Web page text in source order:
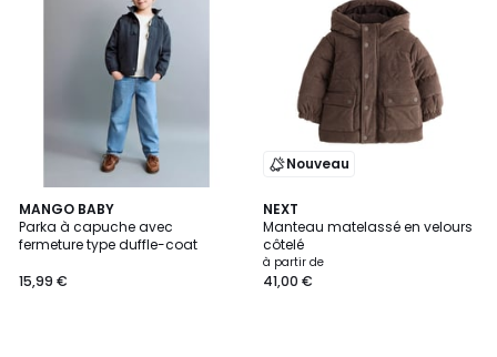
MANGO BABY
Parka à capuche avec
fermeture type duffle-coat
15,99 €
Nouveau
NEXT
Manteau matelassé en velours
côtelé
à partir de
41,00 €